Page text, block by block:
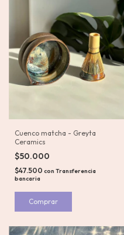
Cuenco matcha - Greyta
Ceramics
$50.000
$47.500 con Transferencia
bancaria
Comprar